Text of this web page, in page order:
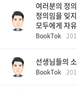
여러분의 정
정의임을 잊
모두에게 자
BookTok
선생님들의
BookTok